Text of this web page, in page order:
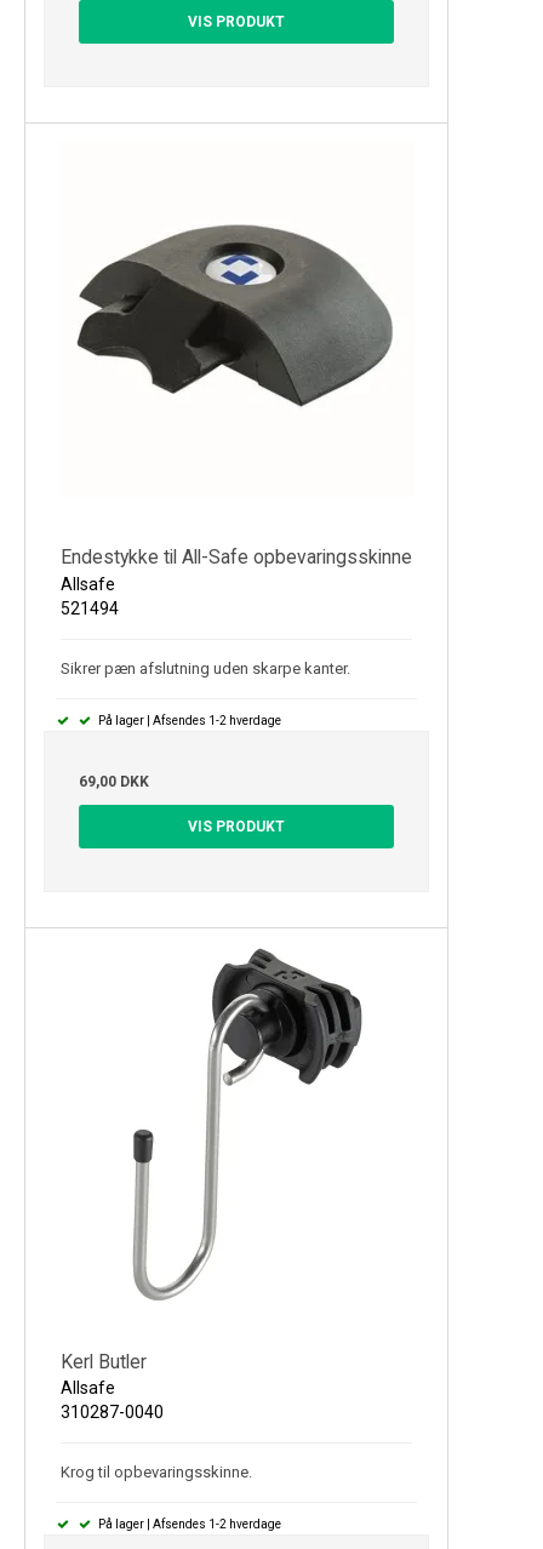
VIS PRODUKT
Endestykke til All-Safe opbevaringsskinne
Allsafe
521494
Sikrer pæn afslutning uden skarpe kanter.
På lager | Afsendes 1-2 hverdage
69,00 DKK
VIS PRODUKT
Kerl Butler
Allsafe
310287-0040
Krog til opbevaringsskinne.
På lager | Afsendes 1-2 hverdage